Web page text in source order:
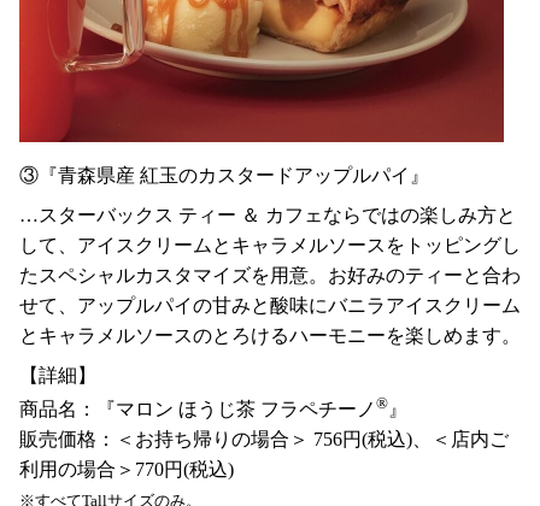
③『青森県産 紅玉のカスタードアップルパイ』
…スターバックス ティー ＆ カフェならではの楽しみ方と
して、アイスクリームとキャラメルソースをトッピングし
たスペシャルカスタマイズを用意。お好みのティーと合わ
せて、アップルパイの甘みと酸味にバニラアイスクリーム
とキャラメルソースのとろけるハーモニーを楽しめます。
【詳細】
商品名：『マロン ほうじ茶 フラペチーノ ®』
販売価格：＜お持ち帰りの場合＞ 756円(税込)、＜店内ご
利用の場合＞770円(税込)
※すべてTallサイズのみ。